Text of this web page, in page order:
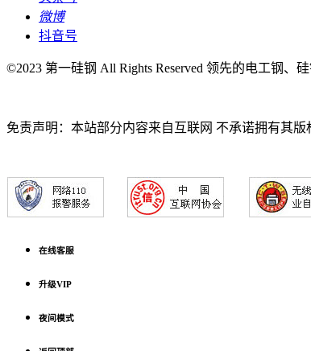
微博
抖音号
©2023 第一硅钢 All Rights Reserved 领先的电工钢、
免责声明：本站部分内容来自互联网 不承诺拥有其
在线客服
升级VIP
夜间模式